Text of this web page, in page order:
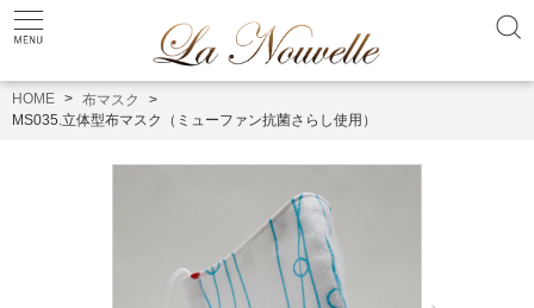
HOME
布マスク
MS035.立体型布マスク（ミューファン抗菌さらし使用）